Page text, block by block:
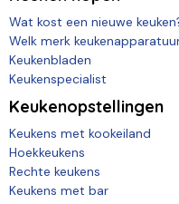
Wat kost een nieuwe
Welk merk
Keukenbladen
Keukenspecialist
Keukenopstellingen
Keukens met kookeiland
Hoekkeukens
Rechte keukens
Keukens met bar